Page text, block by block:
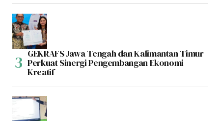
GEKRAFS Jawa Tengah dan Kalimantan Timur
Perkuat Sinergi Pengembangan Ekonomi
Kreatif